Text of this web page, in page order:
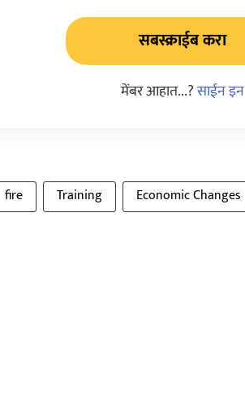
सबस्क्राईब करा
मेंबर आहात...?साईन इन
fire Training Economic Changes